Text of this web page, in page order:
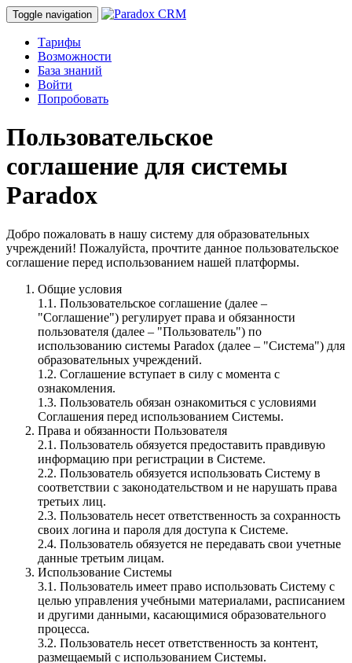
Toggle navigation
Тарифы
Возможности
База знаний
Войти
Попробовать
Пользовательское
соглашение для системы
Paradox
Добро пожаловать в нашу систему для образовательных
учреждений! Пожалуйста, прочтите данное пользовательское
соглашение перед использованием нашей платформы.
Общие условия
1.1. Пользовательское соглашение (далее –
"Соглашение") регулирует права и обязанности
пользователя (далее – "Пользователь") по
использованию системы Paradox (далее – "Система") для
образовательных учреждений.
1.2. Соглашение вступает в силу с момента c
ознакомления.
1.3. Пользователь обязан ознакомиться с условиями
Соглашения перед использованием Системы.
Права и обязанности Пользователя
2.1. Пользователь обязуется предоставить правдивую
информацию при регистрации в Системе.
2.2. Пользователь обязуется использовать Систему в
соответствии с законодательством и не нарушать права
третьих лиц.
2.3. Пользователь несет ответственность за сохранность
своих логина и пароля для доступа к Системе.
2.4. Пользователь обязуется не передавать свои учетные
данные третьим лицам.
Использование Системы
3.1. Пользователь имеет право использовать Систему с
целью управления учебными материалами, расписанием
и другими данными, касающимися образовательного
процесса.
3.2. Пользователь несет ответственность за контент,
размещаемый с использованием Системы.